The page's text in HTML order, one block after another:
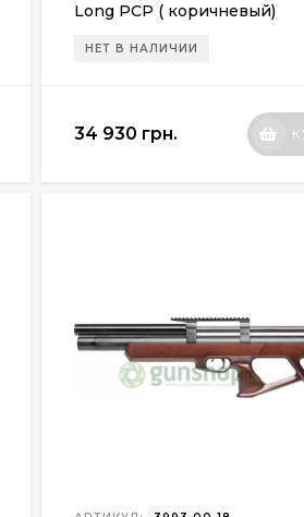
Long PCP ( коричневый)
НЕТ В НАЛИЧИИ
34 930 грн.